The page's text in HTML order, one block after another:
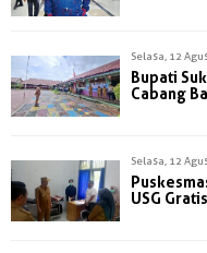
Selasa, 12
Bupati
Cabang
Selasa, 12
USG